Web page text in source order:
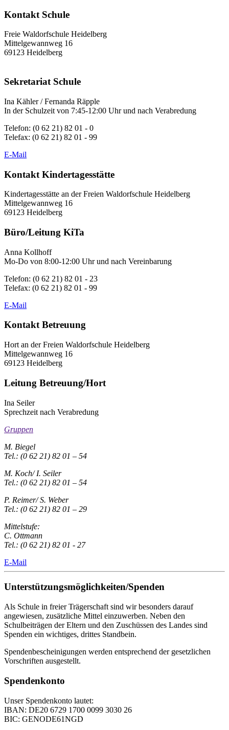
Kontakt Schule
Freie Waldorfschule Heidelberg
Mittelgewannweg 16
69123 Heidelberg
Sekretariat Schule
Ina Kähler / Fernanda Räpple
In der Schulzeit von 7:45-12:00 Uhr und nach Verabredung
Telefon: (0 62 21) 82 01 - 0
Telefax: (0 62 21) 82 01 - 99
E-Mail
Kontakt Kindertagesstätte
Kindertagesstätte an der Freien Waldorfschule Heidelberg
Mittelgewannweg 16
69123 Heidelberg
Büro/Leitung KiTa
Anna Kollhoff
Mo-Do von 8:00-12:00 Uhr und nach Vereinbarung
Telefon: (0 62 21) 82 01 - 23
Telefax: (0 62 21) 82 01 - 99
E-Mail
Kontakt Betreuung
Hort an der Freien Waldorfschule Heidelberg
Mittelgewannweg 16
69123 Heidelberg
Leitung Betreuung/Hort
Ina Seiler
Sprechzeit nach Verabredung
Gruppen
M. Biegel
Tel.: (0 62 21) 82 01 – 54
M. Koch/ I. Seiler
Tel.: (0 62 21) 82 01 – 54
P. Reimer/ S. Weber
Tel.: (0 62 21) 82 01 – 29
Mittelstufe:
C. Ottmann
Tel.: (0 62 21) 82 01 - 27
E-Mail
Unterstützungsmöglichkeiten/Spenden
Als Schule in freier Trägerschaft sind wir besonders darauf
angewiesen, zusätzliche Mittel einzuwerben. Neben den
Schulbeiträgen der Eltern und den Zuschüssen des Landes sind
Spenden ein wichtiges, drittes Standbein.
Spendenbescheinigungen werden entsprechend der gesetzlichen
Vorschriften ausgestellt.
Spendenkonto
Unser Spendenkonto lautet:
IBAN: DE20 6729 1700 0099 3030 26
BIC: GENODE61NGD